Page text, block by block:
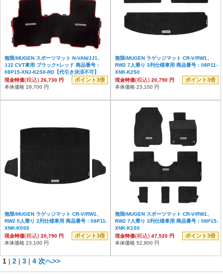
無限/MUGEN スポーツマット N-VAN/JJ1、
JJ2 CVT車用 ブラック×レッド 商品番号：
08P15-XNJ-K2S0-RD【代引き決済不可】
現金特価(税込) 26,730 円 ポイント3倍
本体価格 29,700 円
無限/MUGEN ラゲッジマット CR-V/RW1、
RW2 7人乗り 3列仕様車用 商品番号：08P11-
XNK-K2S0
現金特価(税込) 20,790 円 ポイント3倍
本体価格 23,100 円
無限/MUGEN ラゲッジマット CR-V/RW1、
RW2 5人乗り 2列仕様車用 商品番号：08P11-
XNK-K0S0
現金特価(税込) 20,790 円 ポイント3倍
本体価格 23,100 円
無限/MUGEN スポーツマット CR-V/RW1、
RW2 7人乗り 3列仕様車用 商品番号：08P15-
XNK-K1S0
現金特価(税込) 47,520 円 ポイント3倍
本体価格 52,800 円
1 | 2 | 3 | 4 次へ>>